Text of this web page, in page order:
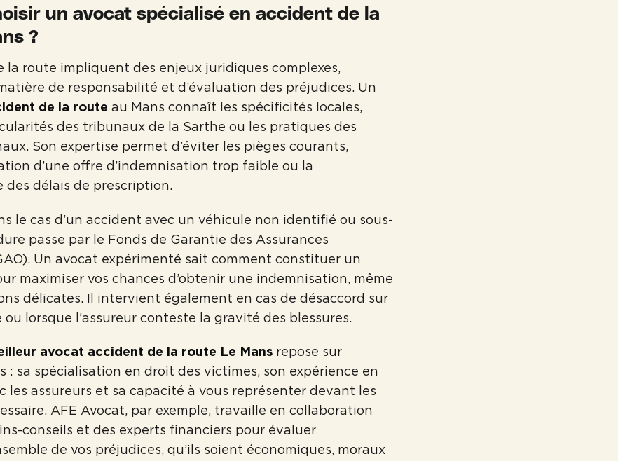
un avocat spécialisé en accident de la
?
la route impliquent des enjeux juridiques complexes,
de responsabilité et d’évaluation des préjudices. Un
de la route au Mans connaît les spécificités locales,
des tribunaux de la Sarthe ou les pratiques des
Son expertise permet d’éviter les pièges courants,
d’une offre d’indemnisation trop faible ou la
des délais de prescription.
le cas d’un accident avec un véhicule non identifié ou sous-
passe par le Fonds de Garantie des Assurances
Un avocat expérimenté sait comment constituer un
maximiser vos chances d’obtenir une indemnisation, même
délicates. Il intervient également en cas de désaccord sur
lorsque l’assureur conteste la gravité des blessures.
avocat accident de la route Le Mans repose sur
: sa spécialisation en droit des victimes, son expérience en
les assureurs et sa capacité à vous représenter devant les
AFE Avocat, par exemple, travaille en collaboration
conseils et des experts financiers pour évaluer
de vos préjudices, qu’ils soient économiques, moraux